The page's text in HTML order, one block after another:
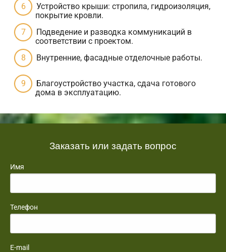
Устройство крыши: стропила, гидроизоляция,
покрытие кровли.
Подведение и разводка коммуникаций в
соответствии с проектом.
Внутренние, фасадные отделочные работы.
Благоустройство участка, сдача готового
дома в эксплуатацию.
Заказать или задать вопрос
Имя
Телефон
E-mail